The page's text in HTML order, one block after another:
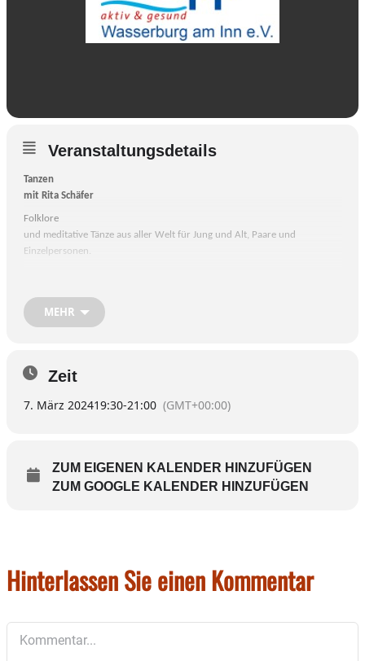
Veranstaltungsdetails
Tanzen
mit Rita Schäfer
Folklore
und meditative Tänze aus aller Welt für Jung und Alt, Paare und
Einzelpersonen.
Keine
Anmeldung erforderlich.
MEHR
Zeit
7. März 202419:30-21:00 (GMT+00:00)
ZUM EIGENEN KALENDER HINZUFÜGEN
ZUM GOOGLE KALENDER HINZUFÜGEN
Hinterlassen Sie einen Kommentar